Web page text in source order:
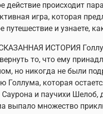
действие происходит
игра, которая
путешествие и узнаете,
ИСТОРИЯ
то, что ему
но никогда не были
Голлума, которая
Саурона и паучихи Шелоб,
выпало множество